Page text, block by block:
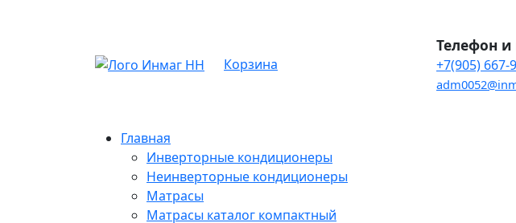
Корзина
Телефон и
+7(905) 667-
Главная
Инверторные кондиционеры
Неинверторные кондиционеры
Матрасы
Матрасы каталог компактный